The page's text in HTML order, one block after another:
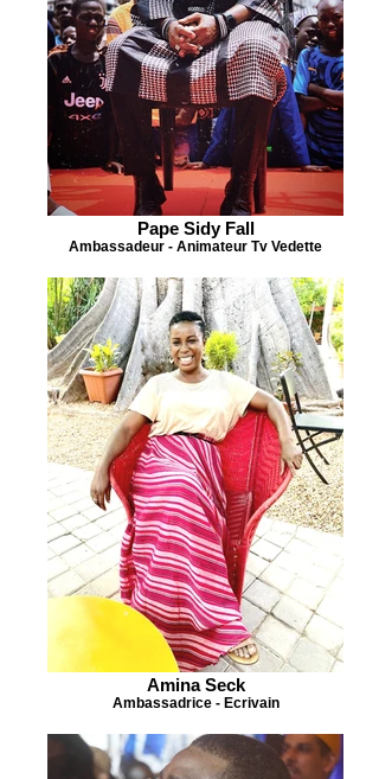
Pape Sidy Fall
Ambassadeur - Animateur Tv Vedette
Amina Seck
Ambassadrice - Ecrivain